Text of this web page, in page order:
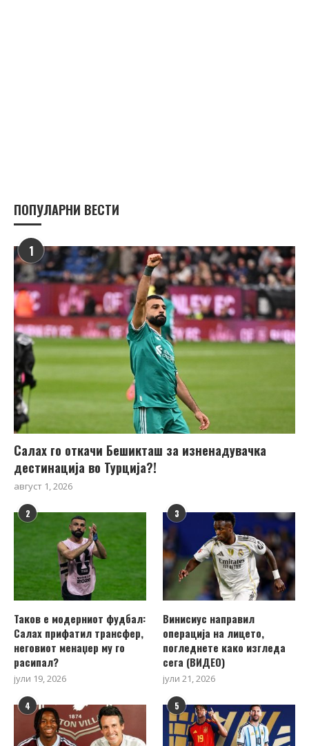
ПОПУЛАРНИ ВЕСТИ
1
Салах го откачи Бешикташ за изненадувачка
дестинација во Турција?!
август 1, 2026
2
Таков е модерниот фудбал:
Салах прифатил трансфер,
неговиот менаџер му го
расипал?
јули 19, 2026
3
Винисиус направил
операција на лицето,
погледнете како изгледа
сега (ВИДЕО)
јули 21, 2026
4 5